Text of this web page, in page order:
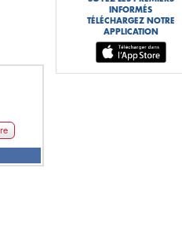
INFORMÉS
TÉLÉCHARGEZ NOTRE
APPLICATION